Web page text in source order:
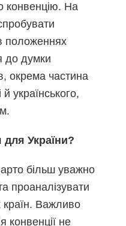
конвенцію. На
положеннях
до думки
окрема частина
українського,
України?
більш уважно
проаналізувати
країн. Важливо
конвенції не